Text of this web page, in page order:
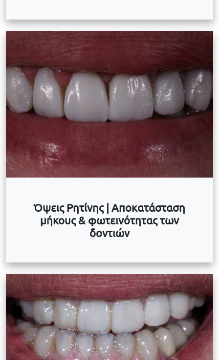
Όψεις Ρητίνης | Αποκατάσταση
μήκους & φωτεινότητας των
δοντιών